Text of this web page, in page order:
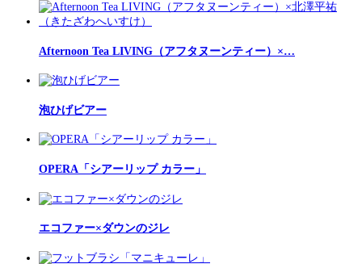
Afternoon Tea LIVING（アフタヌーンティー）×…
泡ひげビアー
OPERA「シアーリップ カラー」
エコファー×ダウンのジレ